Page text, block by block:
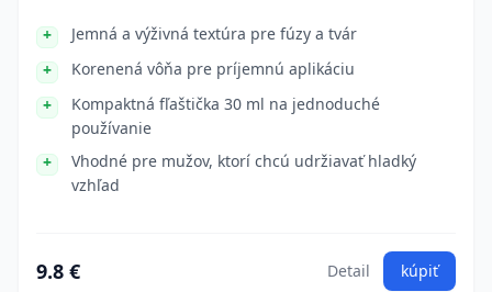
Jemná a výživná textúra pre fúzy a tvár
Korenená vôňa pre príjemnú aplikáciu
Kompaktná fľaštička 30 ml na jednoduché
používanie
Vhodné pre mužov, ktorí chcú udržiavať hladký
vzhľad
9.8 € Detail kúpiť